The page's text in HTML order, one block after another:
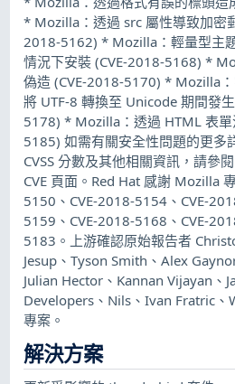
* Mozilla：透過 src 屬性導致加密
2018-5162) * Mozilla：輕量型主
情況下安裝 (CVE-2018-5168) *
偽造 (CVE-2018-5170) * Mozilla
將 UTF-8 轉換至 Unicode 期間發
5178) * Mozilla：透過 HTML 表單
5185) 如需有關安全性問題的更多
CVSS 分數及其他相關資訊，請參
CVE 頁面。Red Hat 感謝 Mozilla
5150、CVE-2018-5154、CVE-
5159、CVE-2018-5168、CVE-
5183。上游確認原始報告者
Jesup、Tyson Smith、Alex
Julian Hector、Kannan Vijayan、
Developers、Nils、Ivan Fratric
專案。
解決方案